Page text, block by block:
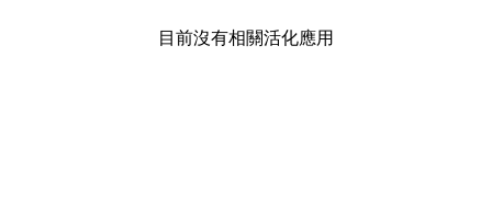
目前沒有相關活化應用